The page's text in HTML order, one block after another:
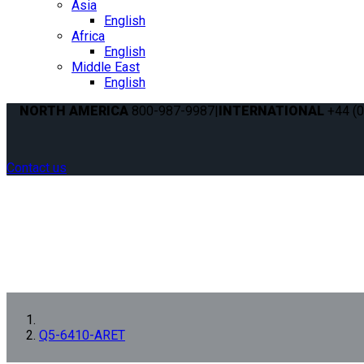
Asia
English
Africa
English
Middle East
English
NORTH AMERICA 800-987-9987|INTERNATIONAL +44
Contact us
Q5-6410-ARET